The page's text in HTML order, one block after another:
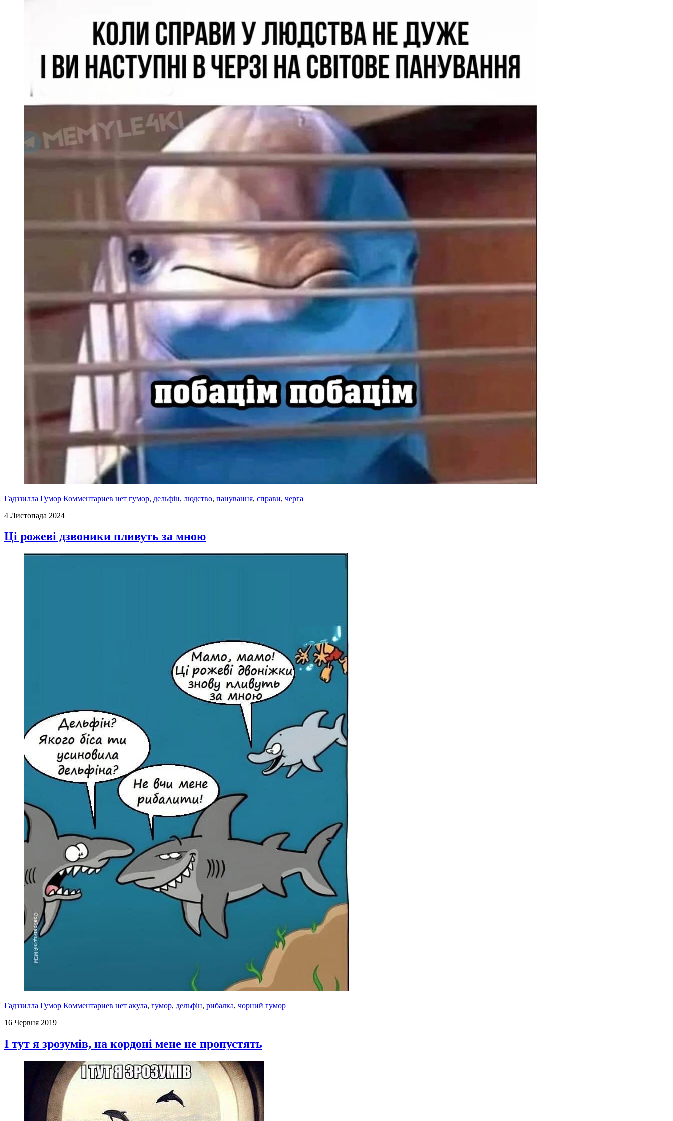
Гадззилла Гумор Комментариев нет гумор, дельфін, людство, панування, справи, черга
4 Листопада 2024
Ці рожеві дзвоники пливуть за мною
Гадззилла Гумор Комментариев нет акула, гумор, дельфін, рибалка, чорний гумор
16 Червня 2019
І тут я зрозумів, на кордоні мене не пропустять